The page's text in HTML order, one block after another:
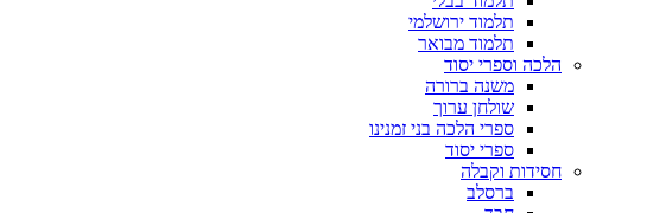
תלמוד ירושלמי
תלמוד מבואר
הלכה וספרי יסוד
משנה ברורה
שולחן ערוך
ספרי הלכה בני זמנינו
ספרי יסוד
חסידות וקבלה
ברסלב